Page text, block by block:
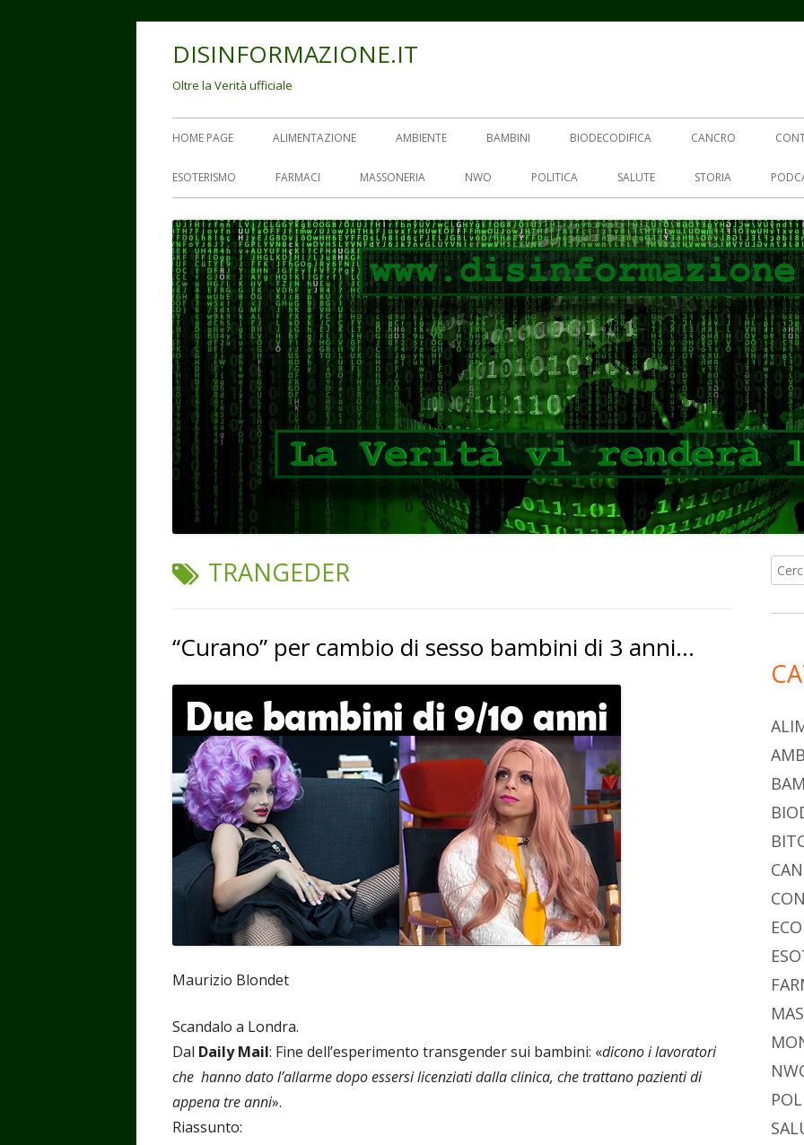
DISINFORMAZIONE.IT
Oltre la Verità ufficiale
Menu
principale
HOME PAGE ALIMENTAZIONE AMBIENTE BAMBINI BIODECODIFICA CANCRO
ESOTERISMO FARMACI MASSONERIA NWO POLITICA SALUTE STORIA
TAG:
TRANGEDER
“Curano” per cambio di sesso bambini di 3 anni…
Maurizio Blondet
Scandalo a Londra.
Dal Daily Mail: Fine dell’esperimento transgender sui bambini: «dicono i lavoratori
che hanno dato l’allarme dopo essersi licenziati dalla clinica, che trattano pazienti di
appena tre anni».
Riassunto:
per: